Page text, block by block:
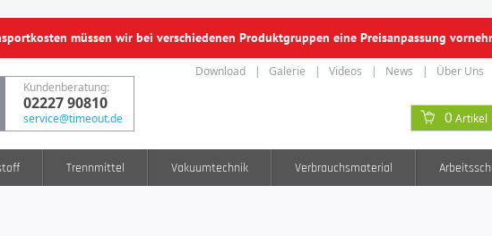
müssen wir bei verschiedenen Produktgruppen eine Preisanpassung
Kundenberatung:
02227 90810
service@timeout.de
Download Galerie Videos News Über Uns
0 Artikel
Trennmittel Vakuumtechnik Verbrauchsmaterial